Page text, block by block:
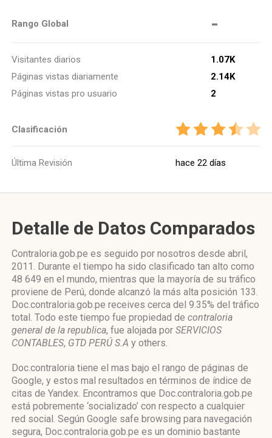
Rango Global -
Visitantes diarios
1.07K
Páginas vistas diariamente
2.14K
Páginas vistas pro usuario
2
Clasificación
Última Revisión hace 22 días
Detalle de Datos Comparados
Contraloria.gob.pe es seguido por nosotros desde abril,
2011. Durante el tiempo ha sido clasificado tan alto como
48 649 en el mundo, mientras que la mayoría de su tráfico
proviene de Perú, donde alcanzó la más alta posición 133.
Doc.contraloria.gob.pe receives cerca del 9.35% del tráfico
total. Todo este tiempo fue propiedad de contraloria
general de la republica, fue alojada por SERVICIOS
CONTABLES, GTD PERÚ S.A y others.
Doc.contraloria tiene el mas bajo el rango de páginas de
Google, y estos mal resultados en términos de índice de
citas de Yandex. Encontramos que Doc.contraloria.gob.pe
está pobremente ‘socializado’ con respecto a cualquier
red social. Según Google safe browsing para navegación
segura, Doc.contraloria.gob.pe es un dominio bastante